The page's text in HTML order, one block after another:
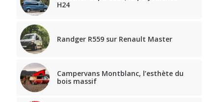
H24
Randger R559 sur Renault Master
Campervans Montblanc, l’esthète du
bois massif